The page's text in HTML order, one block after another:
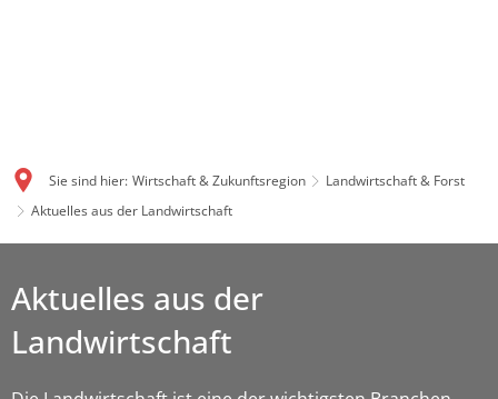
Sie sind hier: Wirtschaft & Zukunftsregion
Landwirtschaft & Forst
Aktuelles aus der Landwirtschaft
Aktuelles aus der
Landwirtschaft